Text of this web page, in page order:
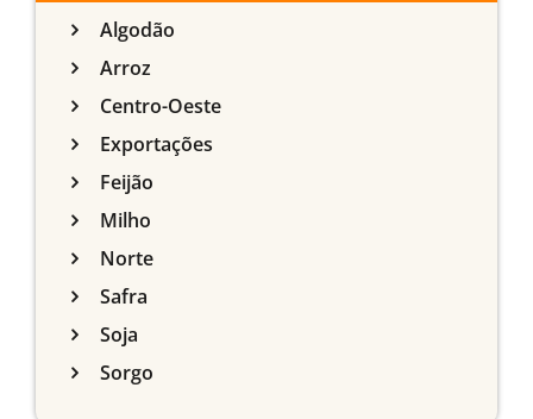
Algodão
Arroz
Centro-Oeste
Exportações
Feijão
Milho
Norte
Safra
Soja
Sorgo